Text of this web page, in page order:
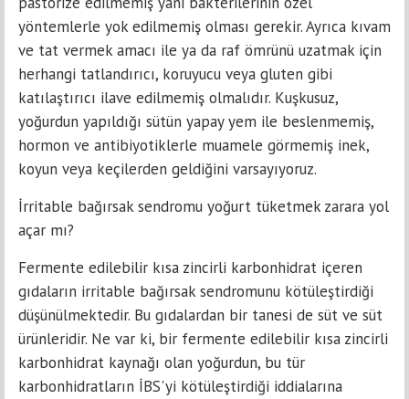
yöntemlerle yok edilmemiş olması gerekir. Ayrıca kıvam
ve tat vermek amacı ile ya da raf ömrünü uzatmak için
herhangi tatlandırıcı, koruyucu veya gluten gibi
katılaştırıcı ilave edilmemiş olmalıdır. Kuşkusuz,
yoğurdun yapıldığı sütün yapay yem ile beslenmemiş,
hormon ve antibiyotiklerle muamele görmemiş inek,
koyun veya keçilerden geldiğini varsayıyoruz.
İrritable bağırsak sendromu yoğurt tüketmek zarara yol
açar mı?
Fermente edilebilir kısa zincirli karbonhidrat içeren
gıdaların irritable bağırsak sendromunu kötüleştirdiği
düşünülmektedir. Bu gıdalardan bir tanesi de süt ve süt
ürünleridir. Ne var ki, bir fermente edilebilir kısa zincirli
karbonhidrat kaynağı olan yoğurdun, bu tür
karbonhidratların İBS'yi kötüleştirdiği iddialarına